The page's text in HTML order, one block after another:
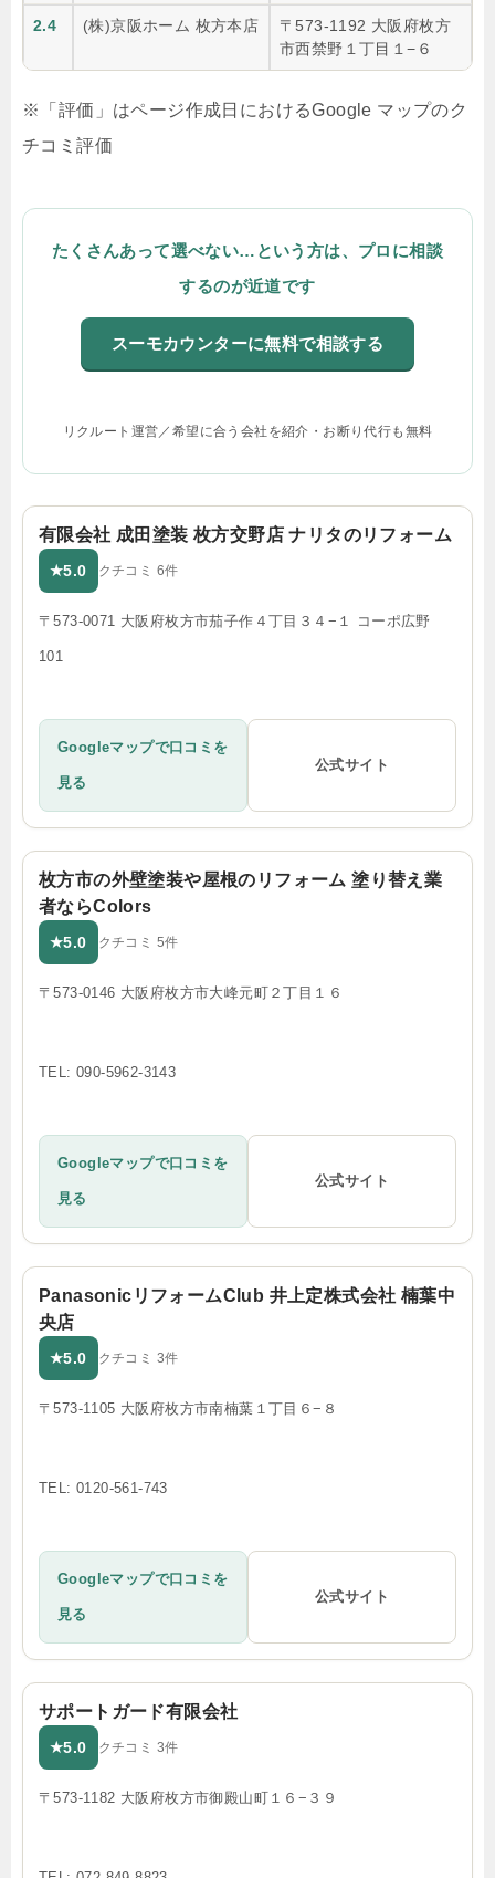
2.4 (株)京阪ホーム 枚方本店
〒573-1192 大阪府枚方
市西禁野１丁目１−６
※「評価」はページ作成日におけるGoogle マップのク
チコミ評価
たくさんあって選べない…という方は、プロに相談
するのが近道です
スーモカウンターに無料で相談する
リクルート運営／希望に合う会社を紹介・お断り代行も無料
有限会社 成田塗装 枚方交野店 ナリタのリフォーム
★5.0 クチコミ 6件
〒573-0071 大阪府枚方市茄子作４丁目３４−１ コーポ広野
101
Googleマップで口コミを
見る
公式サイト
枚方市の外壁塗装や屋根のリフォーム 塗り替え業
者ならColors
★5.0 クチコミ 5件
〒573-0146 大阪府枚方市大峰元町２丁目１６
TEL: 090-5962-3143
Googleマップで口コミを
見る
公式サイト
PanasonicリフォームClub 井上定株式会社 楠葉中
央店
★5.0 クチコミ 3件
〒573-1105 大阪府枚方市南楠葉１丁目６−８
TEL: 0120-561-743
Googleマップで口コミを
見る
公式サイト
サポートガード有限会社
★5.0 クチコミ 3件
〒573-1182 大阪府枚方市御殿山町１６−３９